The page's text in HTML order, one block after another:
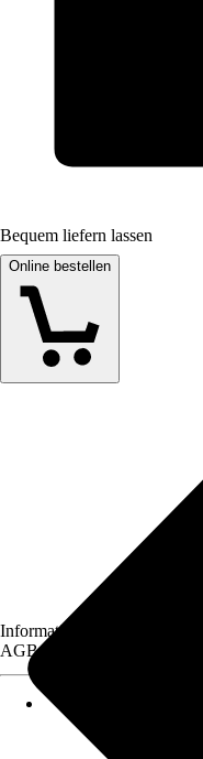
Bequem liefern lassen
Online bestellen
Informationen des
AGB, finden Sie bei Klick